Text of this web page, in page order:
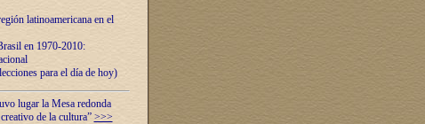
latinoamericana en el
en 1970-2010:
para el día de hoy)
lugar la Mesa redonda
de la cultura” >>>